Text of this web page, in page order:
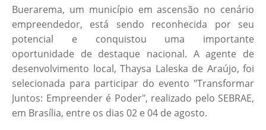
Buerarema, um município em ascensão no cenário
empreendedor, está sendo reconhecida por seu
potencial e conquistou uma importante
oportunidade de destaque nacional. A agente de
desenvolvimento local, Thaysa Laleska de Araújo, foi
selecionada para participar do evento "Transformar
Juntos: Empreender é Poder", realizado pelo SEBRAE,
em Brasília, entre os dias 02 e 04 de agosto.